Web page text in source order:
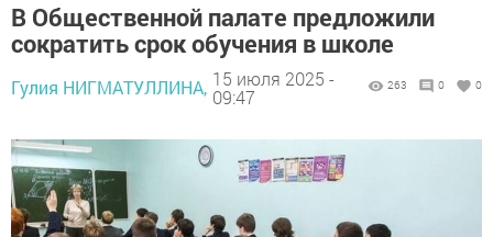
В Общественной палате предложили
сократить срок обучения в школе
Гулия НИГМАТУЛЛИНА, 15 июля 2025 -
09:47
263 0 0